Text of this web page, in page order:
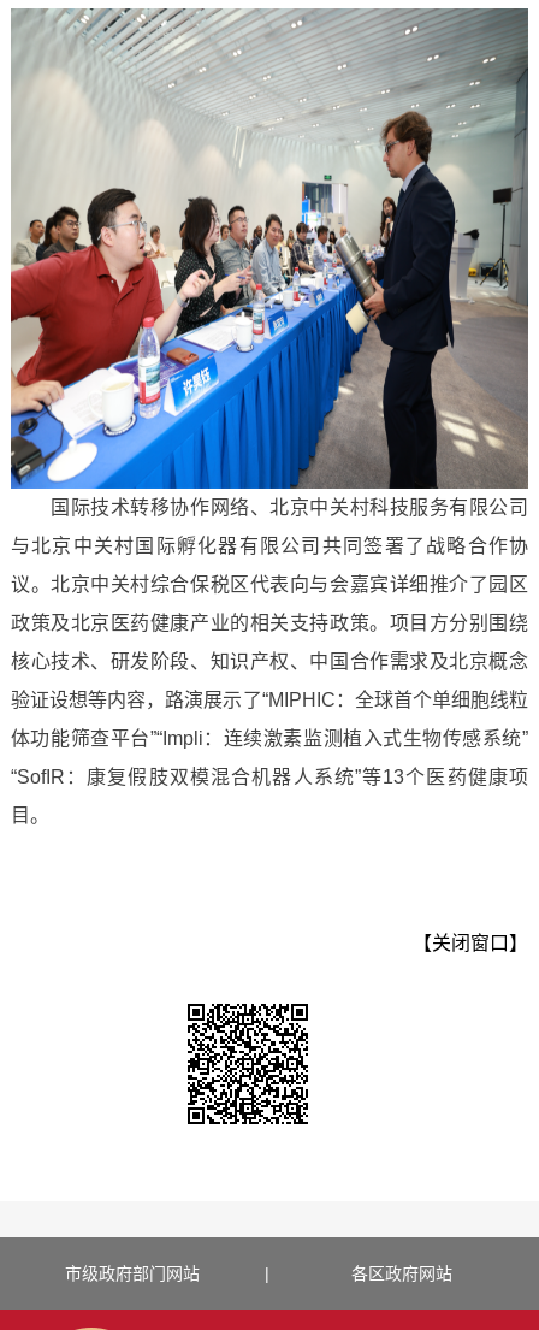
国际技术转移协作网络、北京中关村科技服务有限公司
与北京中关村国际孵化器有限公司共同签署了战略合作协
议。北京中关村综合保税区代表向与会嘉宾详细推介了园区
政策及北京医药健康产业的相关支持政策。项目方分别围绕
核心技术、研发阶段、知识产权、中国合作需求及北京概念
验证设想等内容，路演展示了“MIPHIC：全球首个单细胞线粒
体功能筛查平台”“Impli：连续激素监测植入式生物传感系统”
“SofIR：康复假肢双模混合机器人系统”等13个医药健康项
目。
【关闭窗口】
市级政府部门网站 | 各区政府网站